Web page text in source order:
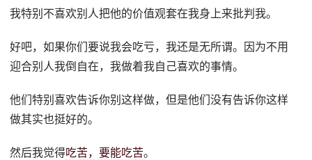
我特别不喜欢别人把他的价值观套在我身上来批判我。
好吧，如果你们要说我会吃亏，我还是无所谓。因为不用
迎合别人我倒自在，我做着我自己喜欢的事情。
他们特别喜欢告诉你别这样做，但是他们没有告诉你这样
做其实也挺好的。
然后我觉得吃苦，要能吃苦。